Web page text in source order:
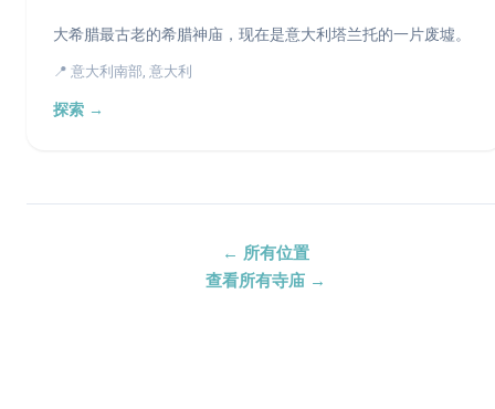
大希腊最古老的希腊神庙，现在是意大利塔兰托的一片废墟。
📍 意大利南部, 意大利
探索 →
← 所有位置
查看所有寺庙 →